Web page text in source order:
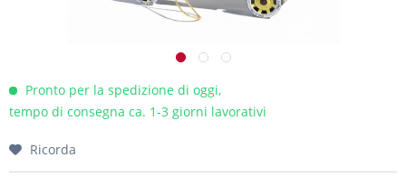
Pronto per la spedizione di oggi,
tempo di consegna ca. 1-3 giorni lavorativi
Ricorda